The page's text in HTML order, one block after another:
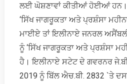
ਲਈ ਘੋਸ਼ਣਾਵਾਂ ਕੀਤੀਆਂ ਹੋਈਆਂ ਹਨ।
‘ਸਿੱਖ ਜਾਗਰੂਕਤਾ ਅਤੇ ਪ੍ਰਸ਼ੰਸਾ
ਮਾਈਏ ਤਾਂ ਇਲੀਨਾਏ ਜਨਰਲ
ਨੂੰ ‘ਸਿੱਖ ਜਾਗਰੂਕਤਾ ਅਤੇ ਪ੍ਰਸ਼ੰਸਾ
ਹੈ। ਇਲੀਨਾਏ ਸਟੇਟ ਦੇ ਗਵਰਨਰ
2019 ਨੂੰ ਬਿੱਲ ਐਚ.ਬੀ. 2832 `ਤੇ